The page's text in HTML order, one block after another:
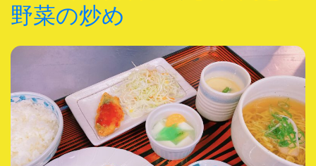
野菜の炒め